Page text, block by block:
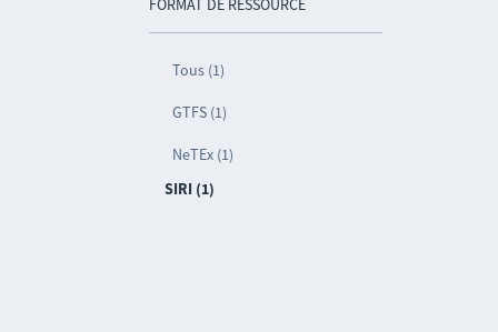
FORMAT DE RESSOURCE
Tous (1)
GTFS (1)
NeTEx (1)
SIRI (1)